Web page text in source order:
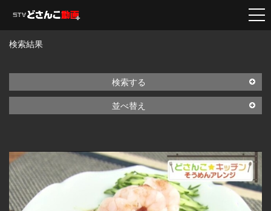
検索結果
検索する
並べ替え